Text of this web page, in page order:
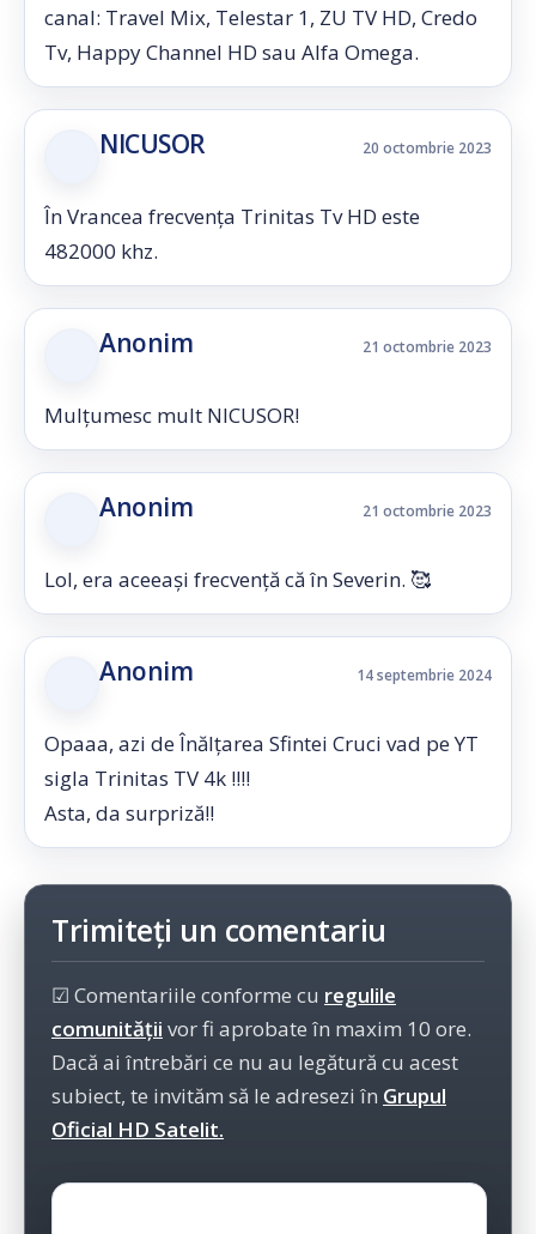
canal: Travel Mix, Telestar 1, ZU TV HD, Credo
Tv, Happy Channel HD sau Alfa Omega.
NICUSOR 20 octombrie 2023
În Vrancea frecvența Trinitas Tv HD este
482000 khz.
Anonim 21 octombrie 2023
Mulțumesc mult NICUSOR!
Anonim 21 octombrie 2023
Lol, era aceeași frecvență că în Severin. 🥰
Anonim 14 septembrie 2024
Opaaa, azi de Înălțarea Sfintei Cruci vad pe YT
sigla Trinitas TV 4k !!!!
Asta, da surpriză!!
Trimiteți un comentariu
☑ Comentariile conforme cu regulile
comunității vor fi aprobate în maxim 10 ore.
Dacă ai întrebări ce nu au legătură cu acest
subiect, te invităm să le adresezi în Grupul
Oficial HD Satelit.